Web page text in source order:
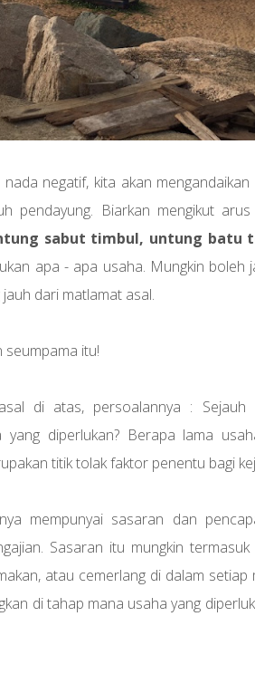
negatif, kita akan
pendayung. Biarkan mengikut
sabut timbul, untung batu
apa - apa usaha. Mungkin boleh
dari matlamat asal.
seumpama itu!
di atas, persoalannya : Sejauh
diperlukan? Berapa lama
titik tolak faktor penentu bagi
mempunyai sasaran dan
Sasaran itu mungkin
atau cemerlang di dalam
di tahap mana usaha yang